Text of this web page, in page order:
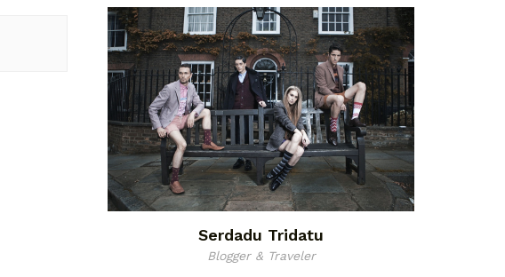
Serdadu Tridatu
Blogger & Traveler